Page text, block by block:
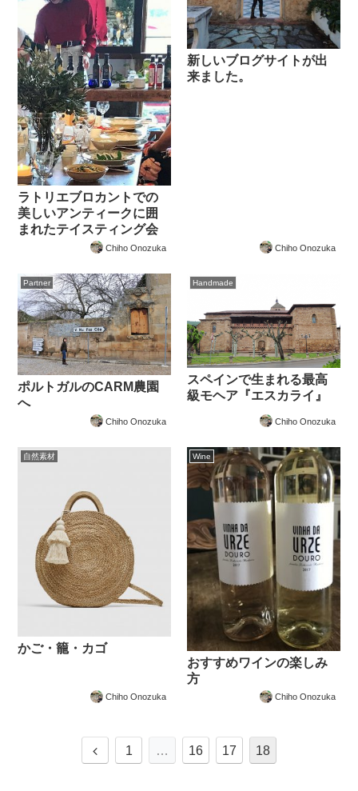
ラトリエブロカントでの
美しいアンティークに囲
まれたテイスティング会
Chiho Onozuka
新しいブログサイトが出
来ました。
Chiho Onozuka
Partner
ポルトガルのCARM農園
へ
Chiho Onozuka
Handmade
スペインで生まれる最高
級モヘア『エスカライ』
Chiho Onozuka
自然素材
かご・籠・カゴ
Chiho Onozuka
Wine
おすすめワインの楽しみ
方
Chiho Onozuka
前
1 … 16 17 18